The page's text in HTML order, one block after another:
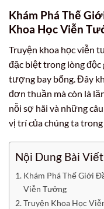
Khám Phá Thế
Khoa Học Viễn
Truyện khoa học viễn
đặc biệt trong lòng
tượng bay bổng. Đây
đơn thuần mà còn là
nỗi sợ hãi và những
vị trí của chúng ta trong
Nội Dung Bài Viết
Khám Phá Thế Giới
Viễn Tưởng
Truyện Khoa Học